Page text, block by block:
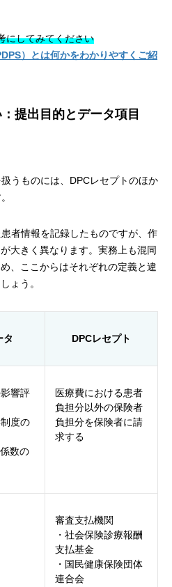
にしてみてください
）とは何かをわかりやすくご紹
提出目的とデータ項目
うものには、DPCレセプトのほか
者情報を記録したものですが、作
大きく異なります。実務上も混同
、ここからはそれぞれの定義と違
ょう。
タ DPCレセプト
響評
度の
数の
医療費における患者
負担分以外の保険者
負担分を保険者に請
求する
審査支払機関
・社会保険診療報酬
支払基金
・国民健康保険団体
連合会